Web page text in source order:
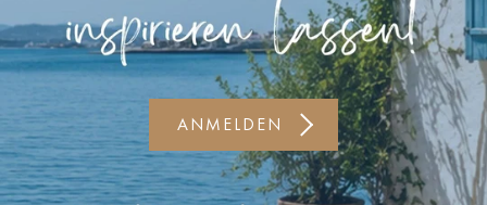
Lindau
Münster
Oldenburg
ANMELDEN